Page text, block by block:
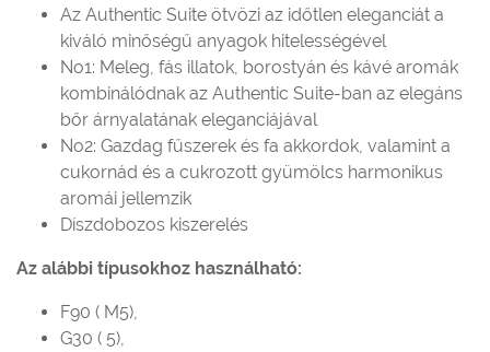
Az Authentic Suite ötvözi az időtlen eleganciát a
kiváló minőségű anyagok hitelességével
No1: Meleg, fás illatok, borostyán és kávé aromák
kombinálódnak az Authentic Suite-ban az elegáns
bőr árnyalatának eleganciájával
No2: Gazdag fűszerek és fa akkordok, valamint a
cukornád és a cukrozott gyümölcs harmonikus
aromái jellemzik
Díszdobozos kiszerelés
Az alábbi típusokhoz használható:
F90 ( M5),
G30 ( 5),